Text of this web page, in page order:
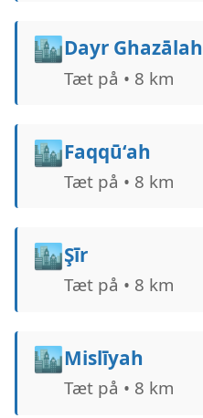
🏙️Dayr Ghazālah
Tæt på • 8 km
🏙️Faqqū‘ah
Tæt på • 8 km
🏙️Şīr
Tæt på • 8 km
🏙️Mislīyah
Tæt på • 8 km